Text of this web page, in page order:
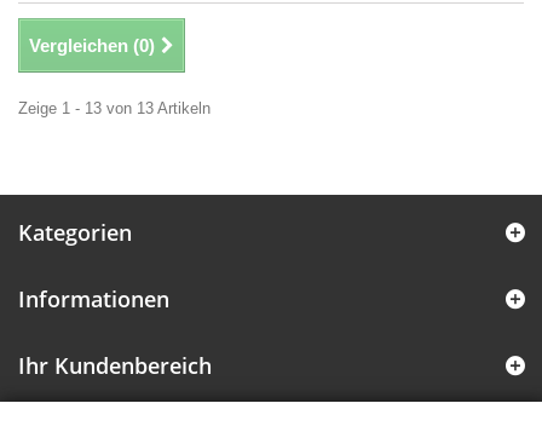
Vergleichen (0)
Zeige 1 - 13 von 13 Artikeln
Kategorien
Informationen
Ihr Kundenbereich